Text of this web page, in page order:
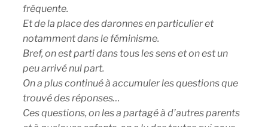
fréquente.
Et de la place des daronnes en particulier et
notamment dans le féminisme.
Bref, on est parti dans tous les sens et on est un
peu arrivé nul part.
On a plus continué à accumuler les questions que
trouvé des réponses…
Ces questions, on les a partagé à d’autres parents